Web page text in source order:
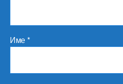
Име*